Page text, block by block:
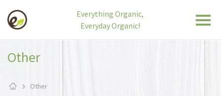
Everything Organic,
Everyday Organic!
Other
Other